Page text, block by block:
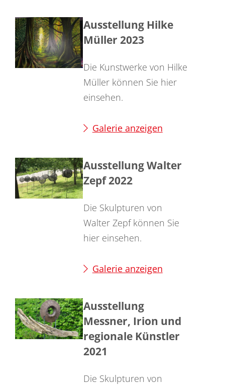
Ausstellung Hilke
Müller 2023
Die Kunstwerke von Hilke
Müller können Sie hier
einsehen.
Galerie anzeigen
Ausstellung Walter
Zepf 2022
Die Skulpturen von
Walter Zepf können Sie
hier einsehen.
Galerie anzeigen
Ausstellung
Messner, Irion und
regionale Künstler
2021
Die Skulpturen von